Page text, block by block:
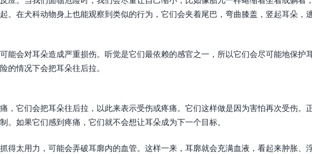
。在犬科动物身上也能观察到类似的行为，它们会夹着尾巴，弯曲膝盖，竖起耳朵，
能会对耳朵造成严重损伤。听觉是它们最依赖的感官之一，所以它们会尽可能地保护
的情况下会把耳朵往后拉。
，它们会把耳朵往后拉，以此来表示受伤或疼痛。它们这样做是因为害怕再次受伤。
。如果它们感到疼痛，它们就不会想让耳朵成为下一个目标。
得太用力，可能会弄破耳廓内的血管。这样一来，耳廓就会充满血液，看起来肿胀、